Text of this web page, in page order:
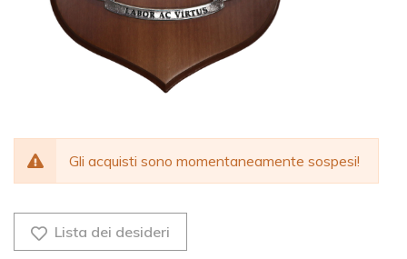
Gli acquisti sono momentaneamente sospesi!
Lista dei desideri